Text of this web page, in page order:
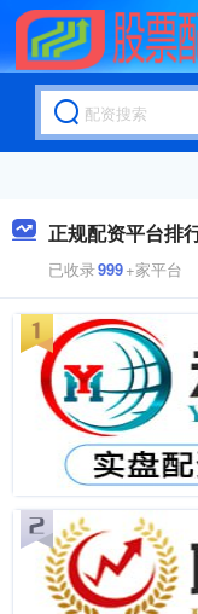
正规配资平台排
已收录999+家平台